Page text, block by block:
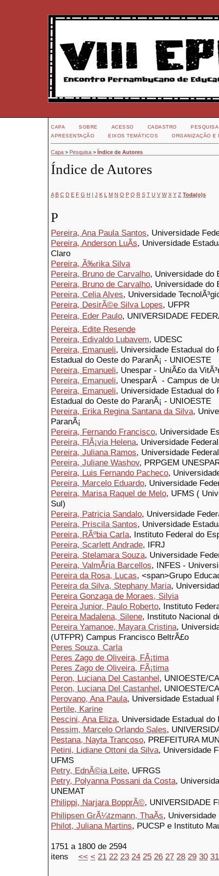
CAPA SOBRE ACESSO CADASTRO
PESQUISA
APRESENTAÇÃO
EIXOS TEMÁTICOS ORGANIZAÇÃO E
Capa > Pesquisa > Índice de Autores
Índice de Autores
A B C D E F G H I J K L M N O P Q R S T U V W X Y Z Toda(o)s
P
Pereira, Ana Paula Santos, Universidade
Pereira, Anderson LuÃ­s, Universidade
Claro
Pereira, Ã‰rika Silva
Pereira, Bruno de Carvalho, Universidade do
Pereira, Bruno de Carvalho, Universidade do
Pereira, Celia Alves, Universidade
Pereira, DesirÃ©e Silva Lopes, UFPR
Pereira, Eder Paulo, UNIVERSIDADE
Pereira, Edite Resende
Pereira, Edivaldo Lubavem, UDESC
Pereira, Emanueli, Universidade Estadual do
Estadual do Oeste do ParanÃ¡ - UNIOESTE
Pereira, Emanueli, Unespar - UniÃ£o da
Pereira, Emanueli, UnesparÂ - Campus de
Pereira, Emanueli, Universidade Estadual do
Estadual do Oeste do ParanÃ¡ - UNIOESTE
Pereira, Erika Regina Santana da Silva,
ParanÃ¡
Pereira, Fernando Francisco, Universidade
Pereira, FlÃ¡via Helena, Universidade
Pereira, Juliana Ramos, Universidade
Pereira, Juliane Washov, PRPGEM
Pereira, Luis Fernando Pacheco,
Pereira, Marcelo Eduardo, Universidade
Pereira, Marisa Raquel de Melo, UFMS (
Sul)
Pereira, Patricia Sandalo, Universidade
Pereira, Priscila Santos, Universidade
Pereira, RÃºbia Carla, Instituto Federal do
Pereira, Scarlett Andrade, IFRJ
Pereira, Stelamara Souza, Universidade
Pereira, ValmÃ­ria Barcellos, INFES -
Pereira da Rosa, Lucas, <span>Grupo
Pereira da Silva, Stephany Maria,
Pereira Gonzaga de Moraes, Silvia
Pereira Junior, Paulo Roberto, Instituto
Pereira Madalena, Silene, Instituto Nacional
Pereira Yamanoe, Mayara Cristina,
(UTFPR) Campus Francisco BeltrÃ£o
Peres Souza, Carla
Peres Zago de Oliveira, FÃ¡tima
Peres Zago de Oliveira, FÃ¡tima
Peron, Luciana Del Castanhel, UNIOESTE/
Peron, Luciana Del Castanhel, UNIOESTE/
Perovano, Ana Paula, Universidade Estadual
Pertile, Karine
Pescini, Ana Eliza, Universidade Estadual do
Pessim, Marcelo Orlando Sales,
Pestana, Nayta Trancoso, PREFEITURA
Petini, Lidiane Ottoni da Silva, Universidade
UFMS
Petry, EdnÃ©ia Leite, UFRGS
Petry, Polyanna Possani da Costa,
UNEMAT
Philippi, Narjara BopprÃ©, UNIVERSIDADE
Philipsen GrÃ¼tzmann, ThaÃ­s, Universidade
Philot, Juliana Martins, PUCSP e Instituto
1751 a 1800 de 2594
itens << < 21 22 23 24 25 26 27 28 29 30 31